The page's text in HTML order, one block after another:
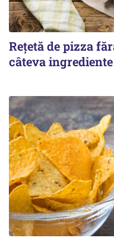
Rețetă de pizza
câteva ingrediente